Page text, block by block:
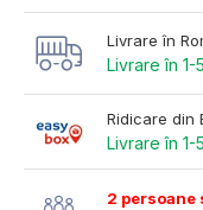
Livrare în
Livrare în
Ridicare din
Livrare în
2 persoane